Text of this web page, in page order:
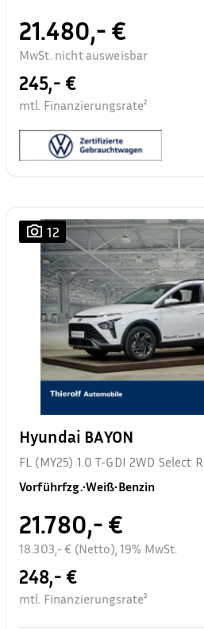
21.480,- €
MwSt. nicht ausweisbar
245,- €
mtl. Finanzierungsrate²
12
Hyundai BAYON
FL (MY25) 1.0 T-GDI 2WD Select
Vorführfzg.•Weiß•Benzin
21.780,- €
18.303,- € (Netto), 19% MwSt.
248,- €
mtl. Finanzierungsrate²